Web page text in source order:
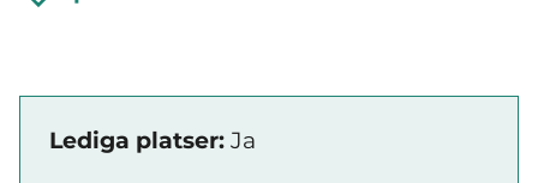
Lediga platser: Ja